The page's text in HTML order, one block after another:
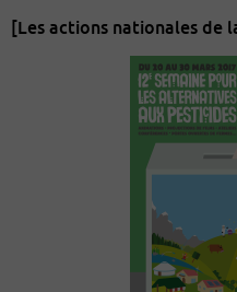
[Les actions nationales de